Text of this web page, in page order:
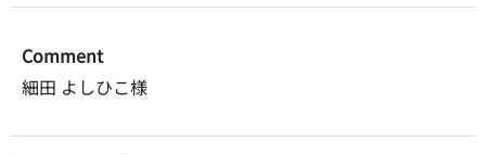
Comment
細田 よしひこ様